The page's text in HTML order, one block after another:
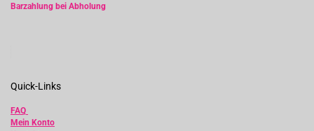
Barzahlung bei Abholung
Quick-Links
FAQ
Mein Konto